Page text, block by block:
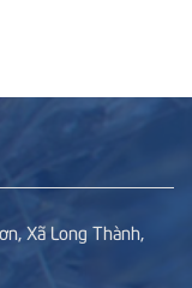
Xã Long Thành,